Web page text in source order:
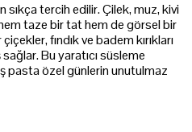
tercih edilir. Çilek, muz, kivi
taze bir tat hem de görsel bir
fındık ve badem kırıkları
Bu yaratıcı süsleme
pasta özel günlerin unutulmaz